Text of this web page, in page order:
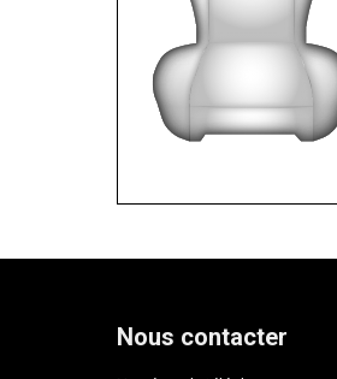
Nous contacter